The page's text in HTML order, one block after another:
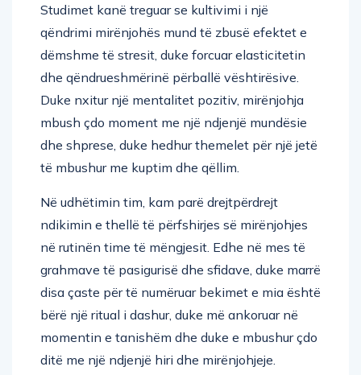
Studimet kanë treguar se kultivimi i një
qëndrimi mirënjohës mund të zbusë efektet e
dëmshme të stresit, duke forcuar elasticitetin
dhe qëndrueshmërinë përballë vështirësive.
Duke nxitur një mentalitet pozitiv, mirënjohja
mbush çdo moment me një ndjenjë mundësie
dhe shprese, duke hedhur themelet për një jetë
të mbushur me kuptim dhe qëllim.
Në udhëtimin tim, kam parë drejtpërdrejt
ndikimin e thellë të përfshirjes së mirënjohjes
në rutinën time të mëngjesit. Edhe në mes të
grahmave të pasigurisë dhe sfidave, duke marrë
disa çaste për të numëruar bekimet e mia është
bërë një ritual i dashur, duke më ankoruar në
momentin e tanishëm dhe duke e mbushur çdo
ditë me një ndjenjë hiri dhe mirënjohjeje.